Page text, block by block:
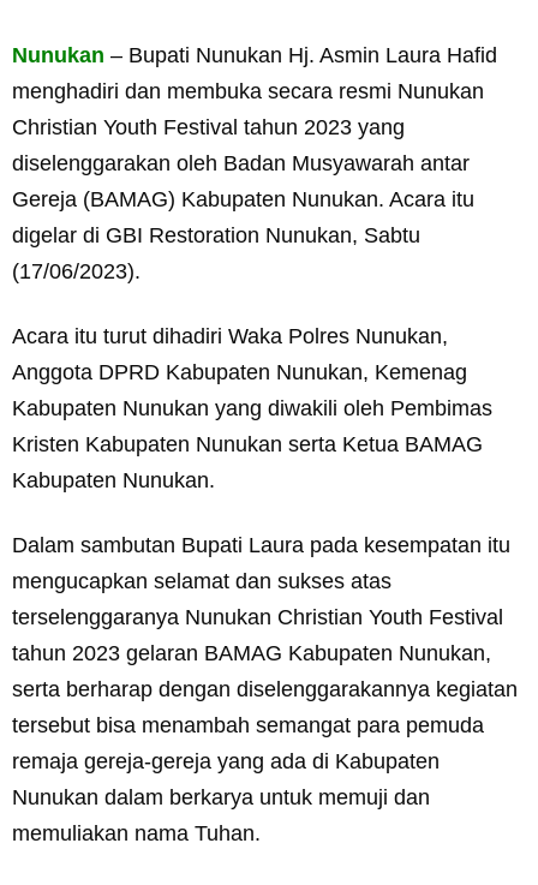
Nunukan – Bupati Nunukan Hj. Asmin Laura Hafid
menghadiri dan membuka secara resmi Nunukan
Christian Youth Festival tahun 2023 yang
diselenggarakan oleh Badan Musyawarah antar
Gereja (BAMAG) Kabupaten Nunukan. Acara itu
digelar di GBI Restoration Nunukan, Sabtu
(17/06/2023).
Acara itu turut dihadiri Waka Polres Nunukan,
Anggota DPRD Kabupaten Nunukan, Kemenag
Kabupaten Nunukan yang diwakili oleh Pembimas
Kristen Kabupaten Nunukan serta Ketua BAMAG
Kabupaten Nunukan.
Dalam sambutan Bupati Laura pada kesempatan itu
mengucapkan selamat dan sukses atas
terselenggaranya Nunukan Christian Youth Festival
tahun 2023 gelaran BAMAG Kabupaten Nunukan,
serta berharap dengan diselenggarakannya kegiatan
tersebut bisa menambah semangat para pemuda
remaja gereja-gereja yang ada di Kabupaten
Nunukan dalam berkarya untuk memuji dan
memuliakan nama Tuhan.